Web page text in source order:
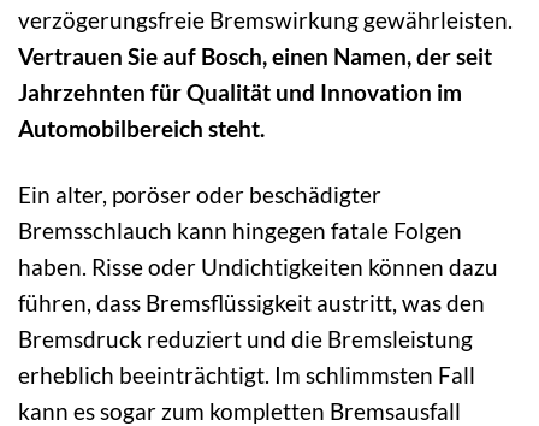
verzögerungsfreie Bremswirkung gewährleisten.
Vertrauen Sie auf Bosch, einen Namen, der seit
Jahrzehnten für Qualität und Innovation im
Automobilbereich steht.
Ein alter, poröser oder beschädigter
Bremsschlauch kann hingegen fatale Folgen
haben. Risse oder Undichtigkeiten können dazu
führen, dass Bremsflüssigkeit austritt, was den
Bremsdruck reduziert und die Bremsleistung
erheblich beeinträchtigt. Im schlimmsten Fall
kann es sogar zum kompletten Bremsausfall